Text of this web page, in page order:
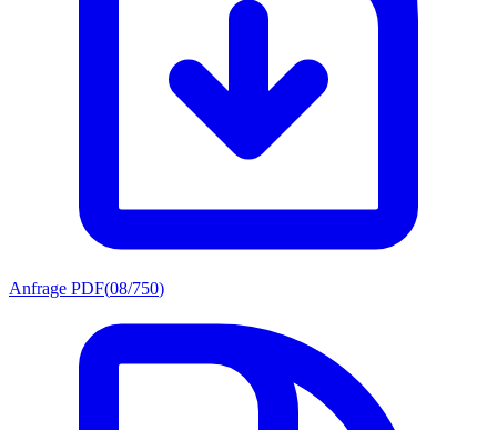
Anfrage PDF(08/750)